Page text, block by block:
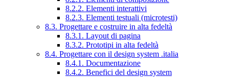
8.2.2. Elementi interattivi
8.2.3. Elementi testuali (microtesti)
8.3. Progettare e costruire in alta fedeltà
8.3.1. Layout di pagina
8.3.2. Prototipi in alta fedeltà
8.4. Progettare con il design system .italia
8.4.1. Documentazione
8.4.2. Benefici del design system